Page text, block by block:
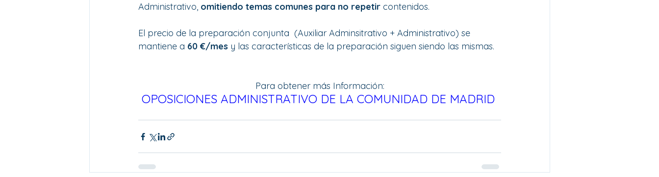
Administrativo, omitiendo temas comunes para no repetir contenidos.
El precio de la preparación conjunta  (Auxiliar Adminsitrativo + Administrativo) se
mantiene a 60 €/mes y las características de la preparación siguen siendo las mismas.
Para obtener más Información:
OPOSICIONES ADMINISTRATIVO DE LA COMUNIDAD DE MADRID